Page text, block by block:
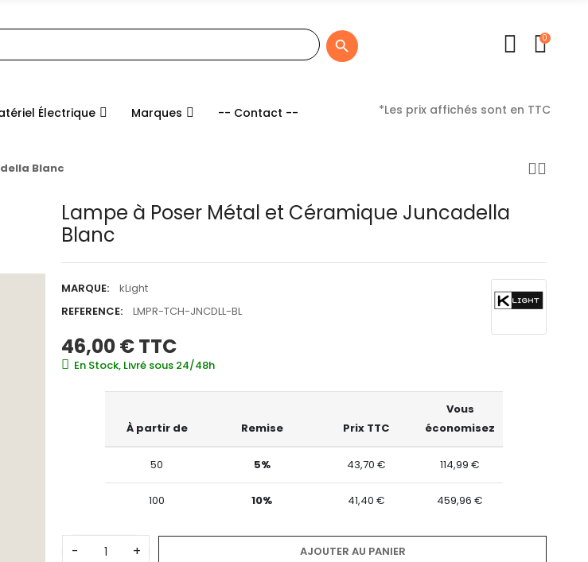

0
Électrique Marques -- Contact -- *Les prix affichés sont en TTC
Blanc
Lampe à Poser Métal et Céramique Juncadella
Blanc
MARQUE:
kLight
REFERENCE:
LMPR-TCH-JNCDLL-BL
46,00 €TTC
En Stock, Livré sous 24/48h
À partir de Remise Prix TTC
Vous
économisez
50 5% 43,70 € 114,99 €
100 10% 41,40 € 459,96 €
- + AJOUTER AU PANIER